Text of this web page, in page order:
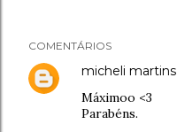
COMENTÁRIOS
micheli martins
Máximoo <3
Parabéns.